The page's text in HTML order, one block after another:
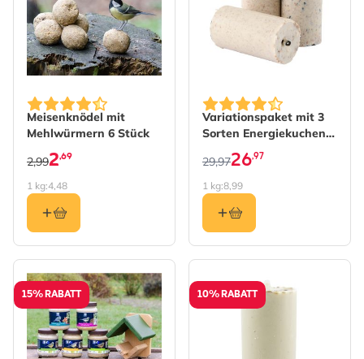
Meisenknödel mit
Mehlwürmern 6 Stück
2,69
2,99
1 kg:4,48
Variationspaket mit 3
Sorten Energiekuchen a
1000 ml
The price depends on the
29,9726,97
1 kg:8,99
15% RABATT 10% RABATT